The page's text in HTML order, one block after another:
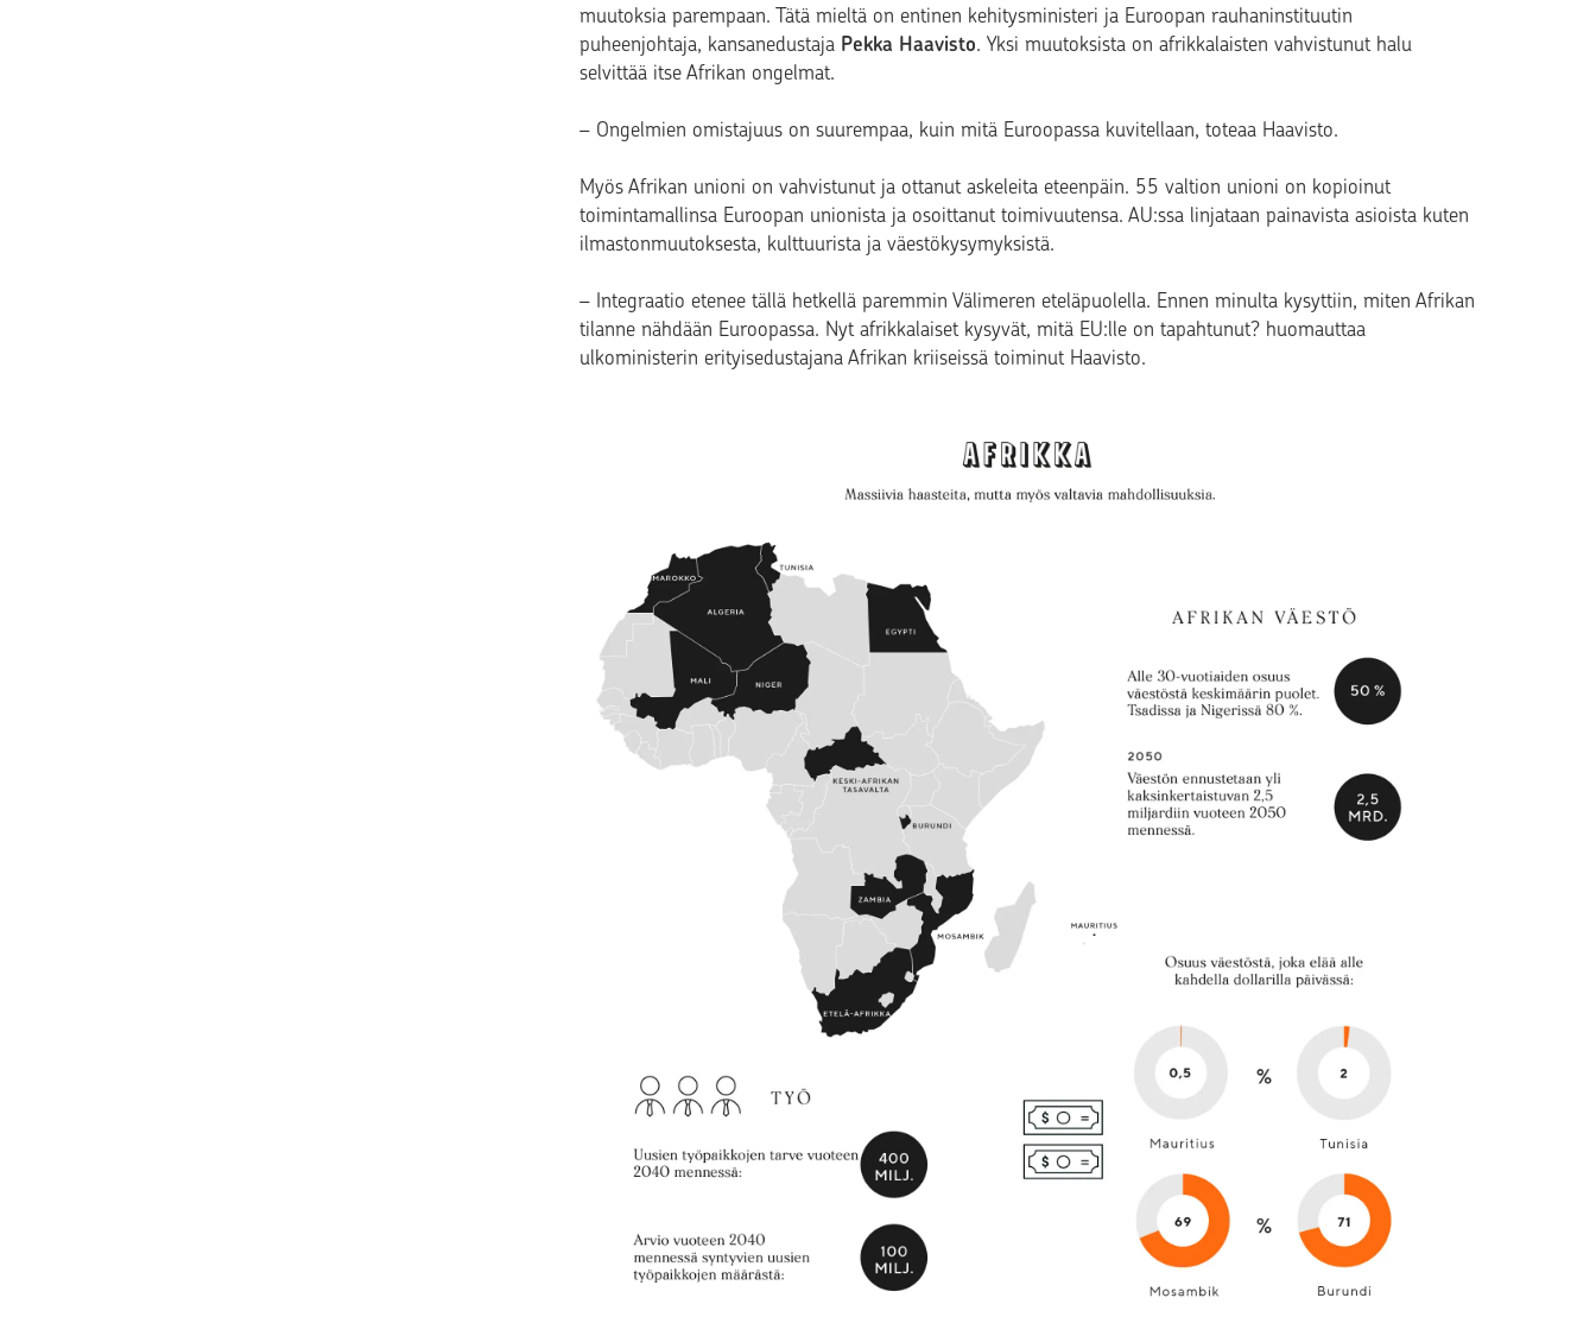
muutoksia parempaan. Tätä mieltä on entinen kehitysministeri ja Euroopan rauhaninstituutin
puheenjohtaja, kansanedustaja Pekka Haavisto. Yksi muutoksista on afrikkalaisten vahvistunut halu
selvittää itse Afrikan ongelmat.
– Ongelmien omistajuus on suurempaa, kuin mitä Euroopassa kuvitellaan, toteaa Haavisto.
Myös Afrikan unioni on vahvistunut ja ottanut askeleita eteenpäin. 55 valtion unioni on kopioinut
toimintamallinsa Euroopan unionista ja osoittanut toimivuutensa. AU:ssa linjataan painavista asioista kuten
ilmastonmuutoksesta, kulttuurista ja väestökysymyksistä.
– Integraatio etenee tällä hetkellä paremmin Välimeren eteläpuolella. Ennen minulta kysyttiin, miten Afrikan
tilanne nähdään Euroopassa. Nyt afrikkalaiset kysyvät, mitä EU:lle on tapahtunut? huomauttaa
ulkoministerin erityisedustajana Afrikan kriiseissä toiminut Haavisto.